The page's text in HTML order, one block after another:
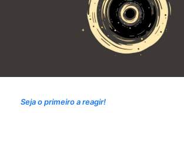
Seja o primeiro a reagir!